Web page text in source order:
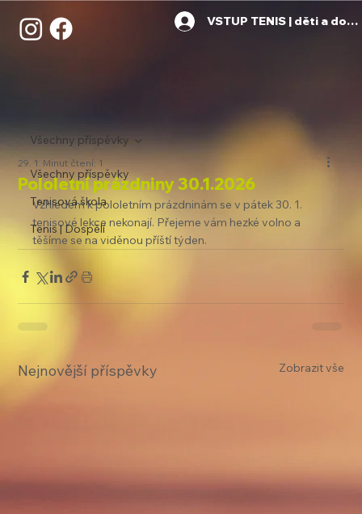
VSTUP TENIS | děti a
Všechny příspěvky
Tenisová škola
Tenis | Dospělí
Všechny příspěvky
Pololetní prázdniny 30.1.2026
29. 1. Minut čtení: 1
Vzhledem k pololetním prázdninám se v pátek 30. 1.
tenisové lekce nekonají. Přejeme vám hezké volno a
těšíme se na viděnou příští týden.
Nejnovější příspěvky Zobrazit vše